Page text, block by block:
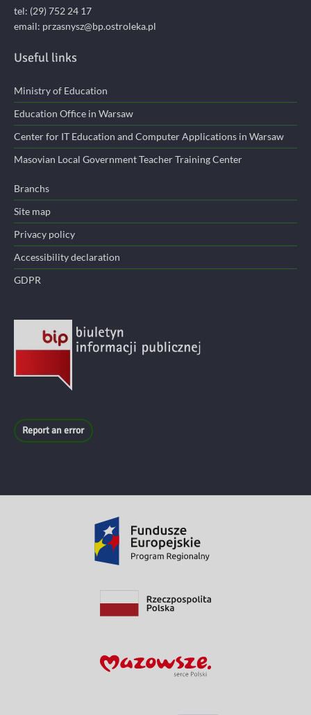
tel: (29) 752 24 17
email: przasnysz@bp.ostroleka.pl
Useful links
Ministry of Education
Education Office in Warsaw
Center for IT Education and Computer Applications in Warsaw
Masovian Local Government Teacher Training Center
Branchs
Site map
Privacy policy
Accessibility declaration
GDPR
Report an error